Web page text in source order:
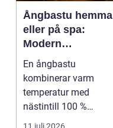
Ångbastu hemma
eller på spa:
Modern
återhämtning med
uråldrig logik
En ångbastu
kombinerar varm
temperatur med
nästintill 100 %
luftfuktighet för att